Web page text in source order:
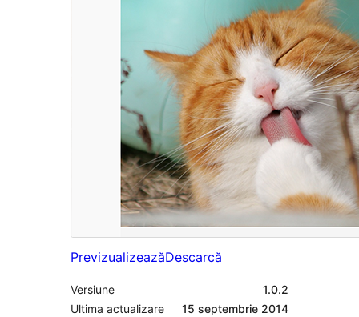
PrevizualizeazăDescarcă
Versiune
1.0.2
Ultima actualizare
15 septembrie 2014